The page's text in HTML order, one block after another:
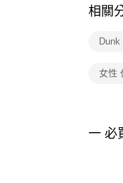
相關
女性
一 必